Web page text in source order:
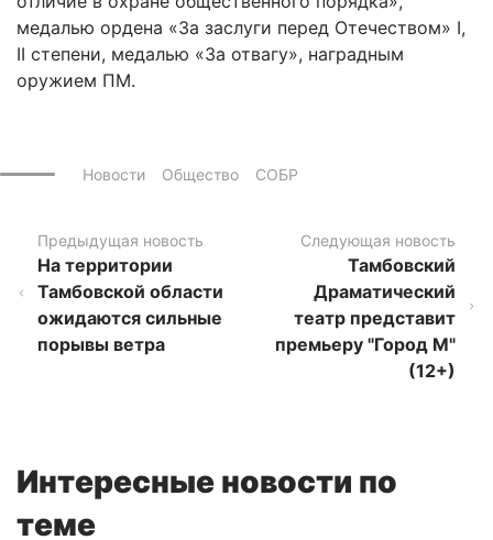
медалью ордена «За заслуги перед Отечеством» I,
II степени, медалью «За отвагу», наградным
оружием ПМ.
Новости Общество СОБР
Предыдущая новость
На территории
Тамбовской области
ожидаются сильные
порывы ветра
Следующая новость
Тамбовский
Драматический
театр представит
премьеру "Город М"
(12+)
Интересные новости по
теме